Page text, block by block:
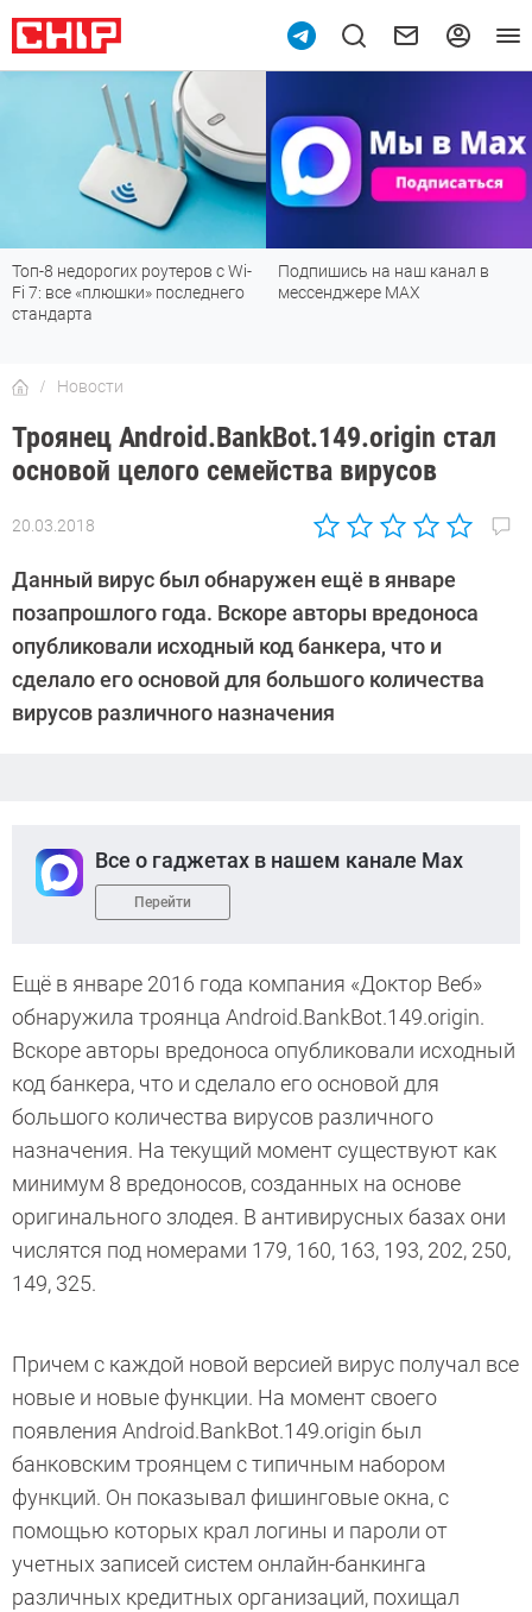
Топ-8 недорогих роутеров с Wi-
Fi 7: все «плюшки» последнего
стандарта
Подпишись на наш канал в
мессенджере МАХ
Новости
Троянец Android.BankBot.149.origin стал
основой целого семейства вирусов
20.03.2018
Автор:
Кошик
Данный вирус был обнаружен ещё в январе
позапрошлого года. Вскоре авторы вредоноса
опубликовали исходный код банкера, что и
сделало его основой для большого количества
вирусов различного назначения
Все о гаджетах в нашем канале Max
Перейти
Ещё в январе 2016 года компания «Доктор Веб»
обнаружила троянца Android.BankBot.149.origin.
Вскоре авторы вредоноса опубликовали исходный
код банкера, что и сделало его основой для
большого количества вирусов различного
назначения. На текущий момент существуют как
минимум 8 вредоносов, созданных на основе
оригинального злодея. В антивирусных базах они
числятся под номерами 179, 160, 163, 193, 202, 250,
149, 325.
Причем с каждой новой версией вирус получал все
новые и новые функции. На момент своего
появления Android.BankBot.149.origin был
банковским троянцем с типичным набором
функций. Он показывал фишинговые окна, с
помощью которых крал логины и пароли от
учетных записей систем онлайн-банкинга
различных кредитных организаций, похищал